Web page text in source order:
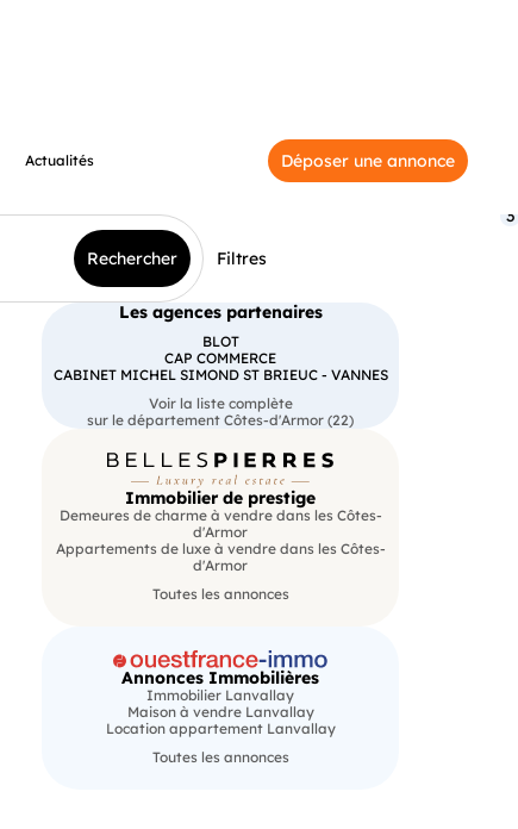
Actualités Déposer une annonce
Rechercher Filtres
3
Les agences partenaires
BLOT
CAP COMMERCE
CABINET MICHEL SIMOND ST BRIEUC - VANNES
Voir la liste complète
sur le département Côtes-d'Armor (22)
Immobilier de prestige
Demeures de charme à vendre dans les Côtes-
d'Armor
Appartements de luxe à vendre dans les Côtes-
d'Armor
Toutes les annonces
Annonces Immobilières
Immobilier Lanvallay
Maison à vendre Lanvallay
Location appartement Lanvallay
Toutes les annonces